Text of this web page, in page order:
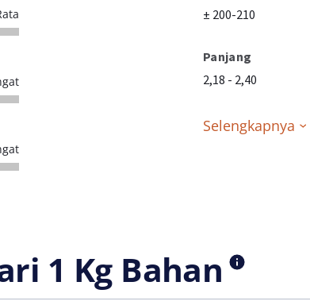
± 200-210
Panjang
2,18 - 2,40
Selengkapnya
1 Kg Bahan